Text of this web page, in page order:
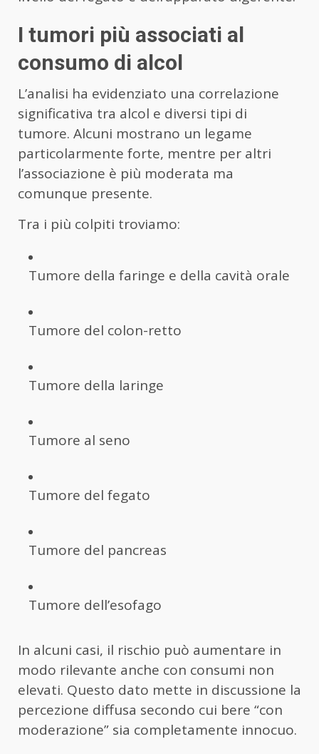
I tumori più associati al
consumo di alcol
L’analisi ha evidenziato una correlazione
significativa tra alcol e diversi tipi di
tumore. Alcuni mostrano un legame
particolarmente forte, mentre per altri
l’associazione è più moderata ma
comunque presente.
Tra i più colpiti troviamo:
Tumore della faringe e della cavità orale
Tumore del colon-retto
Tumore della laringe
Tumore al seno
Tumore del fegato
Tumore del pancreas
Tumore dell’esofago
In alcuni casi, il rischio può aumentare in
modo rilevante anche con consumi non
elevati. Questo dato mette in discussione la
percezione diffusa secondo cui bere “con
moderazione” sia completamente innocuo.